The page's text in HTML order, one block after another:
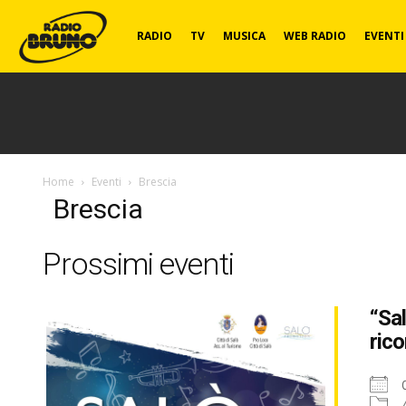
Radio
RADIO TV MUSICA WEB RADIO EVENTI
Home Eventi Brescia
Brescia
Prossimi eventi